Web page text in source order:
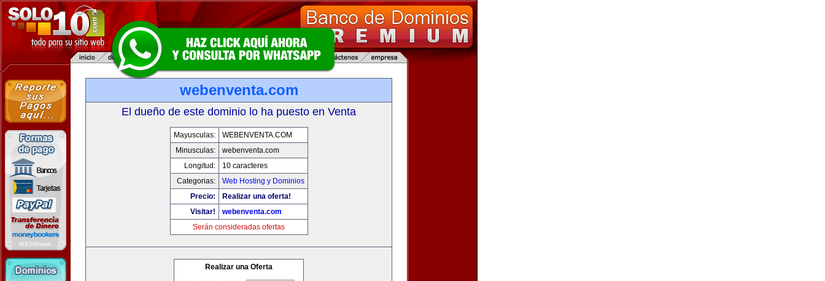
webenventa.com
El dueño de este dominio lo ha puesto en Venta
Mayusculas:
WEBENVENTA.COM
Minusculas:
webenventa.com
Longitud:
10 caracteres
Categorias:
Web Hosting y Dominios
Precio:
Realizar una oferta!
Visitar!
webenventa.com
Serán consideradas ofertas
Realizar una Oferta